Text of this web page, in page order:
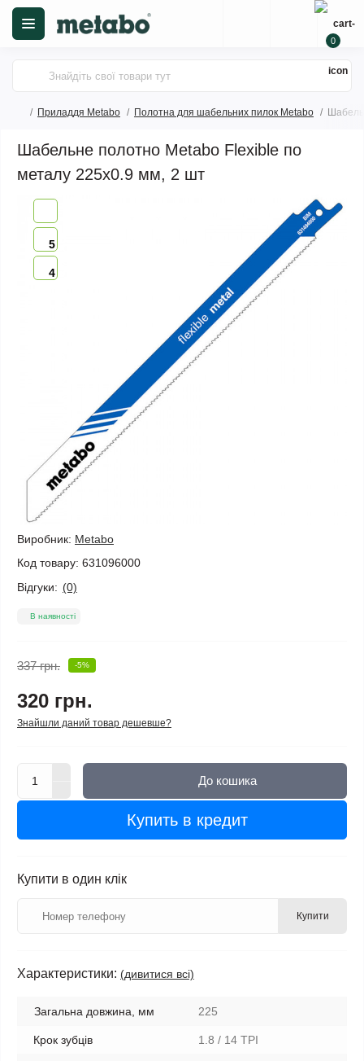
0
Приладдя Metabo Полотна для шабельних пилок Metabo
Шабельне полотно Metabo Flexible по
металу 225х0.9 мм, 2 шт
5
4
Виробник: Metabo
Код товару: 631096000
Відгуки: (0)
В наявності
337 грн. -5%
320 грн.
Знайшли даний товар дешевше?
До кошика
Купить в кредит
Купити в один клік
Купити
Характеристики: (дивитися всі)
Загальна довжина, мм 225
Крок зубців 1.8 / 14 TPI